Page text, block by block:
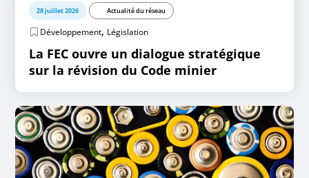
28 juillet 2026 Actualité du réseau
Développement, Législation
La FEC ouvre un dialogue stratégique
sur la révision du Code minier